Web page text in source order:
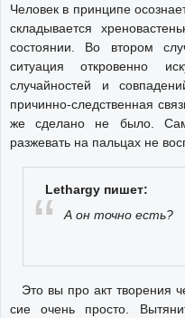
Человек в принципе
складывается
состоянии. Во втором
ситуация откровенно
случайностей и
причинно-следственная
же сделано не было.
разжевать на пальцах не
Lethargy пишет:
А он точно есть?
Это вы про акт творения
сие очень просто.